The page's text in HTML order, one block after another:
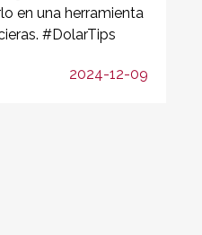
en una herramienta
#DolarTips
2024-12-09